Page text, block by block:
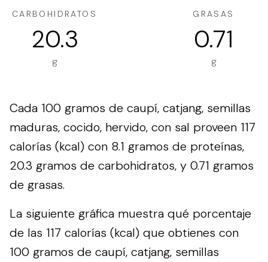
CARBOHIDRATOS
20.3
g
GRASAS
0.71
g
Cada 100 gramos de caupí, catjang, semillas
maduras, cocido, hervido, con sal proveen 117
calorías (kcal) con 8.1 gramos de proteínas,
20.3 gramos de carbohidratos, y 0.71 gramos
de grasas.
La siguiente gráfica muestra qué porcentaje
de las 117 calorías (kcal) que obtienes con
100 gramos de caupí, catjang, semillas